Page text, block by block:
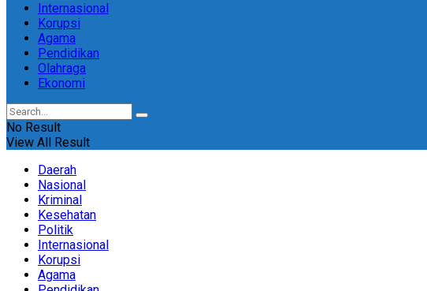
Internasional
Korupsi
Agama
Pendidikan
Olahraga
Ekonomi
No Result
View All Result
Daerah
Nasional
Kriminal
Kesehatan
Politik
Internasional
Korupsi
Agama